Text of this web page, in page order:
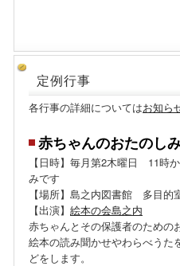
定例行事
各行事の詳細についてはお知ら
赤ちゃんのおたのし
【日時】毎月第2木曜日 11時
みです
【場所】島之内図書館 多目的
【出演】 絵本の会島之内
赤ちゃんとその保護者のための
絵本の読み聞かせやわらべうた
どをします。